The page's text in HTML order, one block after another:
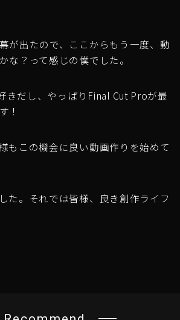
が出たので、ここからもう一度、動
な？って感じの僕でした。
きだし、やっぱりFinal Cut Proが最
！
もこの機会に良い動画作りを始めて
た。それでは皆様、良き創作ライフ